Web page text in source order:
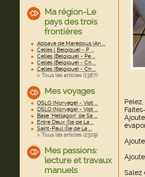
Ma région-Le
pays des trois
frontières
Abbaye de Maredous (An ...
Celles ( Belgique) - P ...
Celles (Belgique) - Pe ...
Celles (Belgique) - Ch ...
Celles (Belgique) - Ch ...
> Tous les articles (1387)
Mes voyages
OSLO (Norvège) - Visit ...
OSLO (Norvège) - Visit ...
Base "Helilagon" de Sa ...
Entre Deux (Île de La ...
Saint-Paul (Île de La ...
> Tous les articles (2329)
Mes passions:
lecture et travaux
manuels
Salez